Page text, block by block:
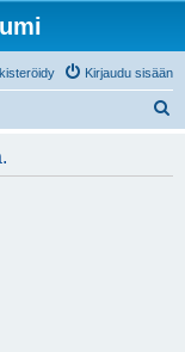
Kirjaudu sisään